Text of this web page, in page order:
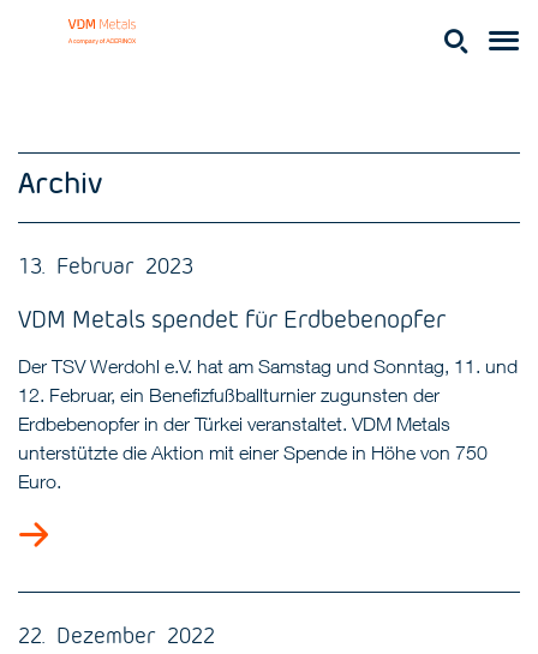
Archiv
13. Februar 2023
VDM Metals spendet für Erdbebenopfer
Der TSV Werdohl e.V. hat am Samstag und Sonntag, 11. und
12. Februar, ein Benefizfußballturnier zugunsten der
Erdbebenopfer in der Türkei veranstaltet. VDM Metals
unterstützte die Aktion mit einer Spende in Höhe von 750
Euro.
22. Dezember 2022